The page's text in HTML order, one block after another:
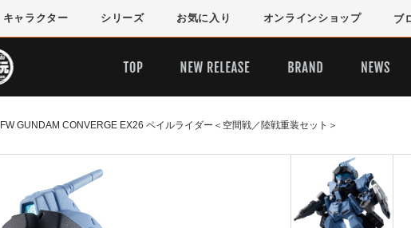
キャラクター シリーズ お気に入り オンラインショップ ブ
FW GUNDAM CONVERGE EX26 ペイルライダー＜空間戦／陸戦重装セット＞